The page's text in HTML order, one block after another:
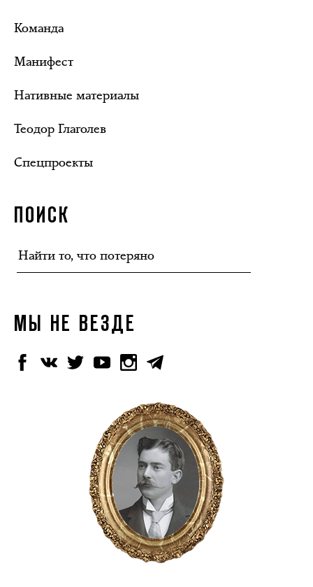
Команда
Манифест
Нативные материалы
Теодор Глаголев
Спецпроекты
ПОИСК
МЫ НЕ ВЕЗДЕ